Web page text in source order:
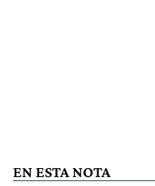
EN ESTA NOTA